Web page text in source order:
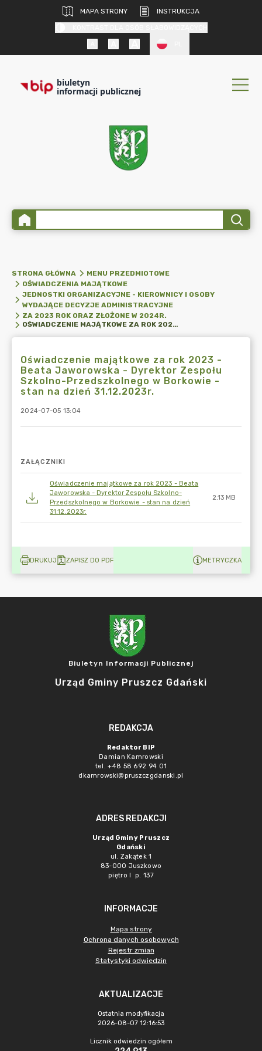
MAPA STRONY
INSTRUKCJA
biuletyn
informacji publicznej
STRONA GŁÓWNA
MENU PRZEDMIOTOWE
OŚWIADCZENIA MAJĄTKOWE
JEDNOSTKI ORGANIZACYJNE - KIEROWNICY I OSOBY
WYDAJĄCE DECYZJE ADMINISTRACYJNE
ZA 2023 ROK ORAZ ZŁOŻONE W 2024R.
OŚWIADCZENIE MAJĄTKOWE ZA ROK 2023 - BEATA JAWOROWSKA - DYREKTOR ZESPOŁU SZKOLNO-PRZEDSZKOLNEGO W BORKOWIE - STAN NA DZIEŃ 31.12.2023R.
Oświadczenie majątkowe za rok 2023 -
Beata Jaworowska - Dyrektor Zespołu
Szkolno-Przedszkolnego w Borkowie -
stan na dzień 31.12.2023r.
2024-07-05 13:04
ZAŁĄCZNIKI
Oświadczenie majątkowe za rok 2023 - Beata
Jaworowska - Dyrektor Zespołu Szkolno-
Przedszkolnego w Borkowie - stan na dzień
31.12.2023r.
2.13 MB
DRUKUJ ZAPISZ DO PDF METRYCZKA
Biuletyn Informacji Publicznej
Urząd Gminy Pruszcz Gdański
REDAKCJA
Redaktor BIP
Damian Kamrowski
tel. +48 58 692 94 01
dkamrowski@pruszczgdanski.pl
ADRES REDAKCJI
Urząd Gminy Pruszcz
Gdański
ul. Zakątek 1
83-000 Juszkowo
piętro I p. 137
INFORMACJE
Mapa strony
Ochrona danych osobowych
Rejestr zmian
Statystyki odwiedzin
AKTUALIZACJE
Ostatnia modyfikacja
2026-08-07 12:16:53
Licznik odwiedzin ogółem